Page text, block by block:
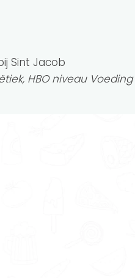
Sint Jacob
HBO niveau